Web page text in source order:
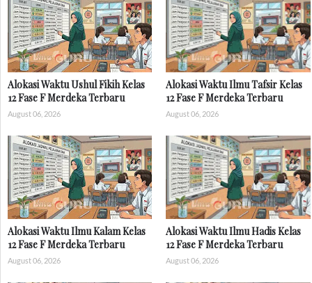
Alokasi Waktu Ushul Fikih Kelas
12 Fase F Merdeka Terbaru
August 06, 2026
Alokasi Waktu Ilmu Tafsir Kelas
12 Fase F Merdeka Terbaru
August 06, 2026
Alokasi Waktu Ilmu Kalam Kelas
12 Fase F Merdeka Terbaru
August 06, 2026
Alokasi Waktu Ilmu Hadis Kelas
12 Fase F Merdeka Terbaru
August 06, 2026